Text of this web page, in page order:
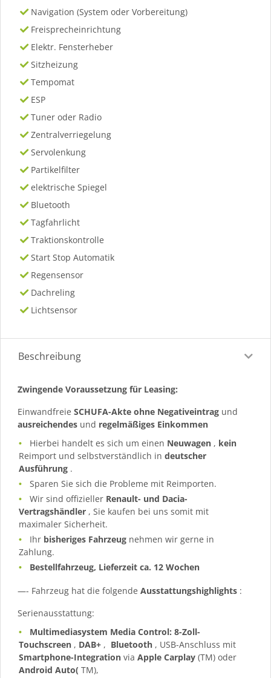
Navigation (System oder Vorbereitung)
Freisprecheinrichtung
Elektr. Fensterheber
Sitzheizung
Tempomat
ESP
Tuner oder Radio
Zentralverriegelung
Servolenkung
Partikelfilter
elektrische Spiegel
Bluetooth
Tagfahrlicht
Traktionskontrolle
Start Stop Automatik
Regensensor
Dachreling
Lichtsensor
Beschreibung
Zwingende Voraussetzung für Leasing:
Einwandfreie SCHUFA-Akte ohne Negativeintrag und
ausreichendes und regelmäßiges Einkommen
Hierbei handelt es sich um einen Neuwagen , kein
Reimport und selbstverständlich in deutscher
Ausführung .
Sparen Sie sich die Probleme mit Reimporten.
Wir sind offizieller Renault- und Dacia-
Vertragshändler , Sie kaufen bei uns somit mit
maximaler Sicherheit.
Ihr bisheriges Fahrzeug nehmen wir gerne in
Zahlung.
Bestellfahrzeug, Lieferzeit ca. 12 Wochen
—- Fahrzeug hat die folgende Ausstattungshighlights :
Serienausstattung:
Multimediasystem Media Control: 8-Zoll-
Touchscreen , DAB+ , Bluetooth , USB-Anschluss mit
Smartphone-Integration via Apple Carplay (TM) oder
Android Auto( TM),